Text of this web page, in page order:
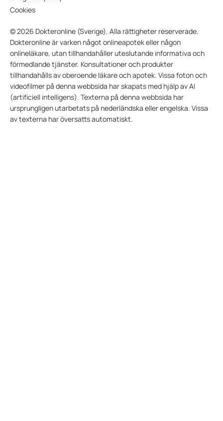
Cookies
© 2026 Dokteronline (Sverige). Alla rättigheter reserverade.
Dokteronline är varken något onlineapotek eller någon
onlineläkare, utan tillhandahåller uteslutande informativa och
förmedlande tjänster. Konsultationer och produkter
tillhandahålls av oberoende läkare och apotek. Vissa foton och
videofilmer på denna webbsida har skapats med hjälp av AI
(artificiell intelligens). Texterna på denna webbsida har
ursprungligen utarbetats på nederländska eller engelska. Vissa
av texterna har översatts automatiskt.